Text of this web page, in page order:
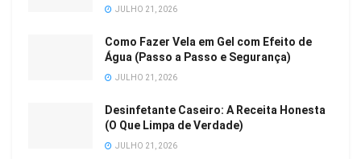
JULHO 21, 2026
Como Fazer Vela em Gel com Efeito de
Água (Passo a Passo e Segurança)
JULHO 21, 2026
Desinfetante Caseiro: A Receita Honesta
(O Que Limpa de Verdade)
JULHO 21, 2026